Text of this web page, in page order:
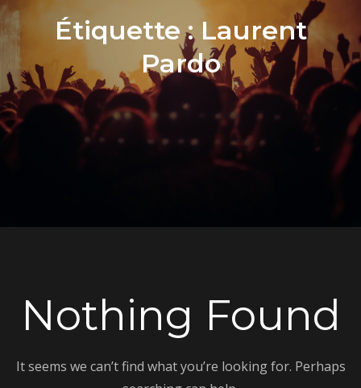
Étiquette : Laurent
Pardo
Nothing Found
It seems we can’t find what you’re looking for. Perhaps